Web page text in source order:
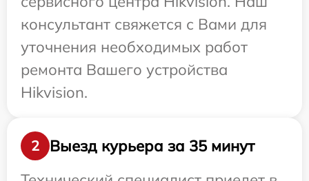
консультант свяжется с Вами для
уточнения необходимых работ
ремонта Вашего устройства
Hikvision.
2
Выезд курьера за 35 минут